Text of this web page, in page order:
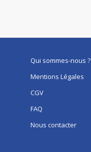
Qui sommes-nous ?
Mentions Légales
CGV
FAQ
Nous contacter